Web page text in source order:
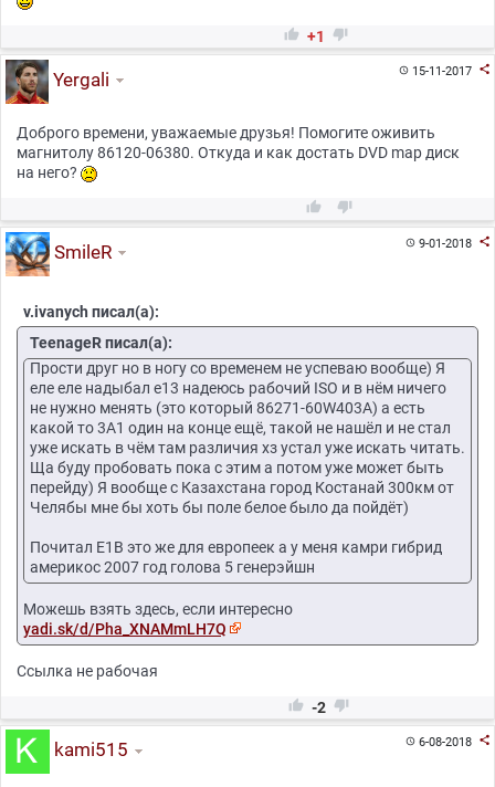
 +1 
15-11-2017 
Yergali
Доброго времени, уважаемые друзья! Помогите оживить
магнитолу 86120-06380. Откуда и как достать DVD map диск
на него?
 
9-01-2018 
SmileR
v.ivanych писал(а):
TeenageR писал(а):
Прости друг но в ногу со временем не успеваю вообще) Я
еле еле надыбал е13 надеюсь рабочий ISO и в нём ничего
не нужно менять (это который 86271-60W403A) а есть
какой то 3A1 один на конце ещё, такой не нашёл и не стал
уже искать в чём там различия хз устал уже искать читать.
Ща буду пробовать пока с этим а потом уже может быть
перейду) Я вообще с Казахстана город Костанай 300км от
Челябы мне бы хоть бы поле белое было да пойдёт)
Почитал E1B это же для европеек а у меня камри гибрид
америкос 2007 год голова 5 генерэйшн
Можешь взять здесь, если интересно
yadi.sk/d/Pha_XNAMmLH7Q
Ссылка не рабочая
 -2 
6-08-2018 
kami515